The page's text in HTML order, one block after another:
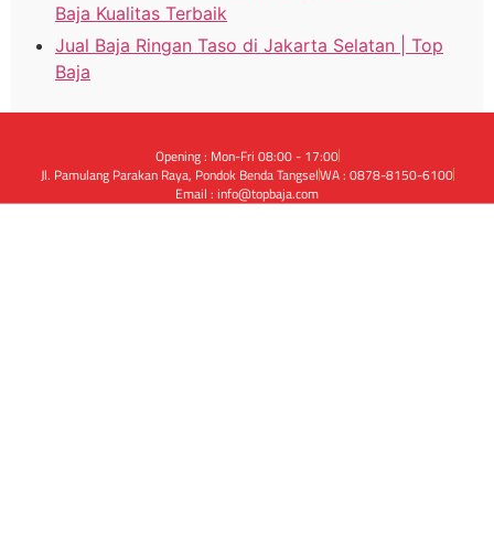
Baja Kualitas Terbaik
Jual Baja Ringan Taso di Jakarta Selatan | Top
Baja
Opening : Mon-Fri 08:00 - 17:00
Jl. Pamulang Parakan Raya, Pondok Benda TangselWA : 0878-8150-6100
Email : info@topbaja.com